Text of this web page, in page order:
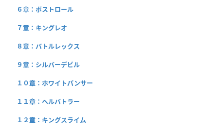
６章：ボストロール
７章：キングレオ
８章：バトルレックス
９章：シルバーデビル
１０章：ホワイトパンサー
１１章：ヘルバトラー
１２章：キングスライム